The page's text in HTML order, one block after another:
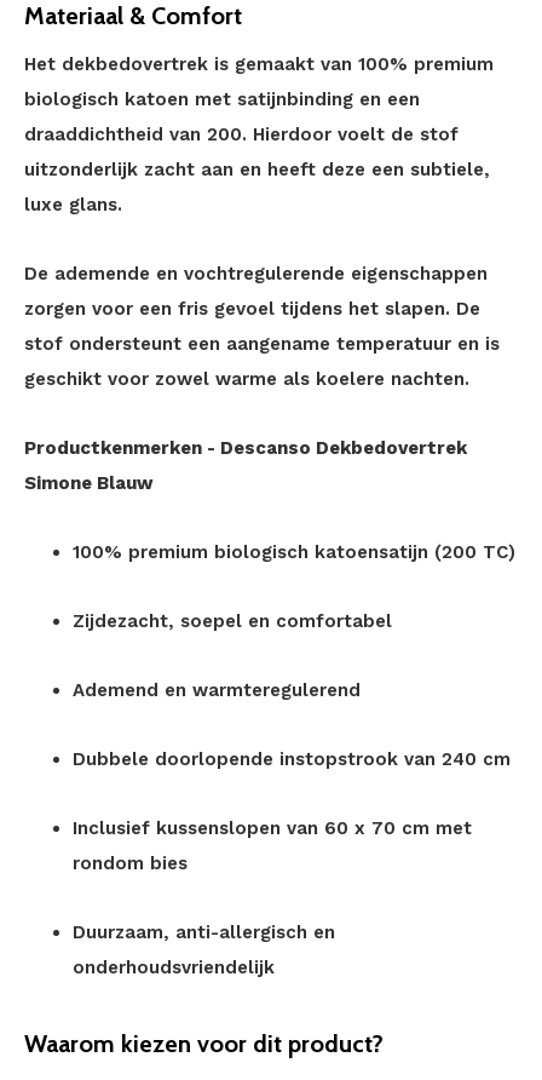
Materiaal & Comfort
Het dekbedovertrek is gemaakt van 100% premium
biologisch katoen met satijnbinding en een
draaddichtheid van 200. Hierdoor voelt de stof
uitzonderlijk zacht aan en heeft deze een subtiele,
luxe glans.
De ademende en vochtregulerende eigenschappen
zorgen voor een fris gevoel tijdens het slapen. De
stof ondersteunt een aangename temperatuur en is
geschikt voor zowel warme als koelere nachten.
Productkenmerken - Descanso Dekbedovertrek
Simone Blauw
100% premium biologisch katoensatijn (200 TC)
Zijdezacht, soepel en comfortabel
Ademend en warmteregulerend
Dubbele doorlopende instopstrook van 240 cm
Inclusief kussenslopen van 60 x 70 cm met
rondom bies
Duurzaam, anti-allergisch en
onderhoudsvriendelijk
Waarom kiezen voor dit product?